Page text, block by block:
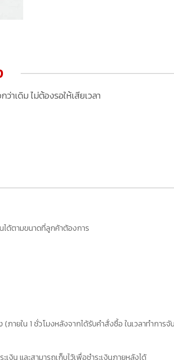
ว่าเดิม ไม่ต้องรอให้เสียเวลา
ได้ตามขนาดที่ลูกค้าต้องการ
ภายใน 1 ชั่วโมงหลังจากได้รับคำสั่งซื้อ ในเวลาทำการ
งิน และสามารถเก็บไว้เพื่อชำระเงินภายหลังได้